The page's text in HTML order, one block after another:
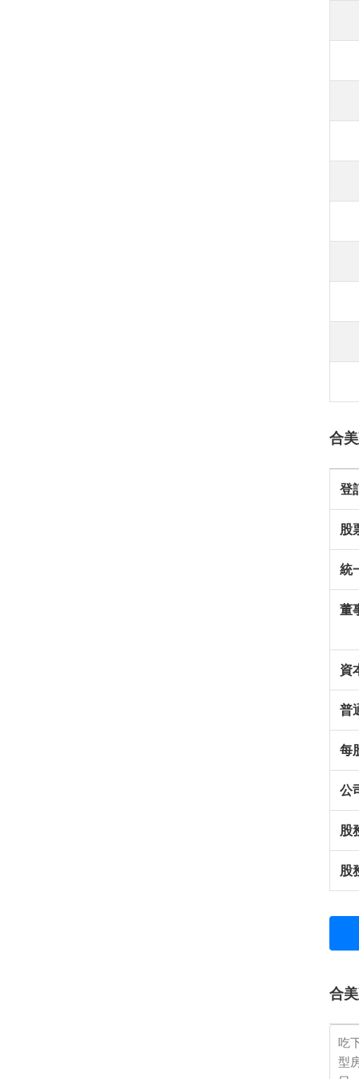
合
登
股
統
董
資
普
每
公
股
股
合
吃
型